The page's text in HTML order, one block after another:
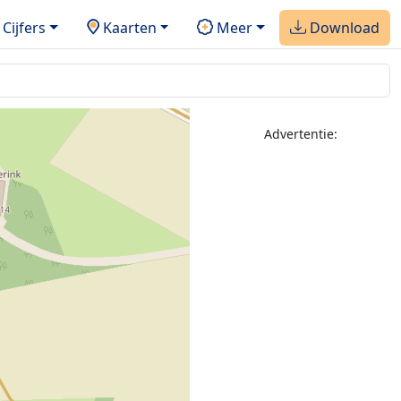
Cijfers Kaarten Meer Download
Advertentie: